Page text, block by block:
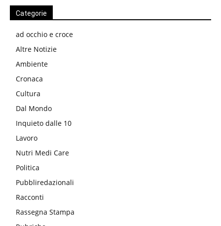
Categorie
ad occhio e croce
Altre Notizie
Ambiente
Cronaca
Cultura
Dal Mondo
Inquieto dalle 10
Lavoro
Nutri Medi Care
Politica
Pubbliredazionali
Racconti
Rassegna Stampa